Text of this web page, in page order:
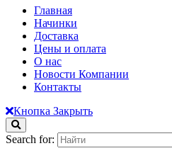
Главная
Начинки
Доставка
Цены и оплата
О нас
Новости Компании
Контакты
Кнопка Закрыть
Search for: